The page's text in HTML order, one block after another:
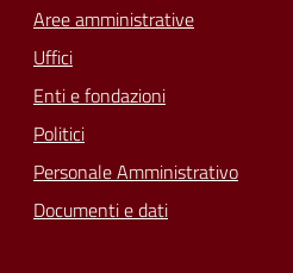
Aree amministrative
Uffici
Enti e fondazioni
Politici
Personale Amministrativo
Documenti e dati